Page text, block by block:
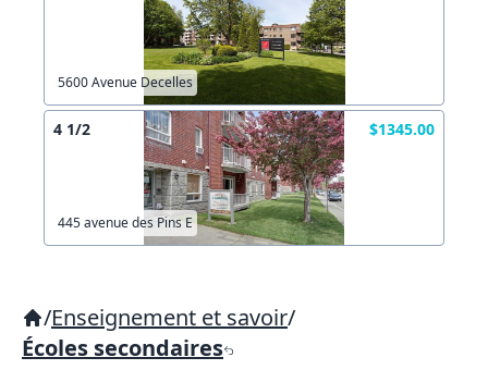
5600 Avenue Decelles
4 1/2 $1345.00
445 avenue des Pins E
/Enseignement et savoir/
Écoles secondaires